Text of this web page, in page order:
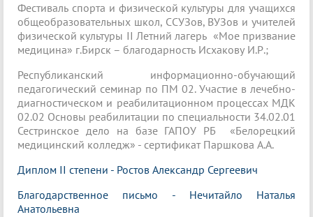
Фестиваль спорта и физической культуры для учащихся
общеобразовательных школ, ССУЗов, ВУЗов и учителей
физической культуры II Летний лагерь «Мое призвание
медицина» г.Бирск – благодарность Исхакову И.Р.;
Республиканский информационно-обучающий
педагогический семинар по ПМ 02. Участие в лечебно-
диагностическом и реабилитационном процессах МДК
02.02 Основы реабилитации по специальности 34.02.01
Сестринское дело на базе ГАПОУ РБ «Белорецкий
медицинский колледж» - сертификат Паршкова А.А.
Диплом II степени - Ростов Александр Сергеевич
Благодарственное письмо - Нечитайло Наталья
Анатольевна